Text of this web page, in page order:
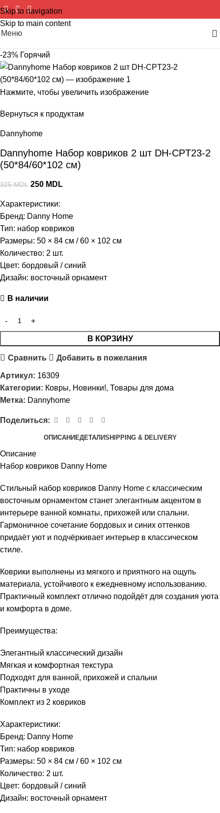
Skip to navigation
Skip to main content
Меню
-23% Горячий
Нажмите, чтобы увеличить изображение
Вернуться к продуктам
Dannyhome
Dannyhome Набор ковриков 2 шт DH-CPT23-2
(50*84/60*102 см)
325MDL 250 MDL
Характеристики:
Бренд: Danny Home
Тип: набор ковриков
Размеры: 50 × 84 см / 60 × 102 см
Количество: 2 шт.
Цвет: бордовый / синий
Дизайн: восточный орнамент
В наличии
В КОРЗИНУ
Сравнить Добавить в пожелания
Артикул: 16309
Категории: Ковры, Новинки!, Товары для дома
Метка: Dannyhome
Поделиться:
ОПИСАНИЕДЕТАЛИSHIPPING & DELIVERY
Описание
Набор ковриков Danny Home
Стильный набор ковриков Danny Home с классическим
восточным орнаментом станет элегантным акцентом в
интерьере ванной комнаты, прихожей или спальни.
Гармоничное сочетание бордовых и синих оттенков
придаёт уют и подчёркивает интерьер в классическом
стиле.
Коврики выполнены из мягкого и приятного на ощупь
материала, устойчивого к ежедневному использованию.
Практичный комплект отлично подойдёт для создания уюта
и комфорта в доме.
Преимущества:
Элегантный классический дизайн
Мягкая и комфортная текстура
Подходят для ванной, прихожей и спальни
Практичны в уходе
Комплект из 2 ковриков
Характеристики:
Бренд: Danny Home
Тип: набор ковриков
Размеры: 50 × 84 см / 60 × 102 см
Количество: 2 шт.
Цвет: бордовый / синий
Дизайн: восточный орнамент